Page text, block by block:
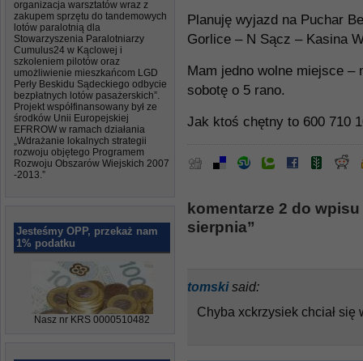
organizacja warsztatów wraz z
zakupem sprzętu do tandemowych
lotów paralotnią dla
Stowarzyszenia Paralotniarzy
Cumulus24 w Kąclowej i
szkoleniem pilotów oraz
umożliwienie mieszkańcom LGD
Perły Beskidu Sądeckiego odbycie
bezpłatnych lotów pasażerskich”.
Projekt współfinansowany był ze
środków Unii Europejskiej
EFRROW w ramach działania
„Wdrażanie lokalnych strategii
rozwoju objętego Programem
Rozwoju Obszarów Wiejskich 2007
-2013.”
Jesteśmy OPP, przekaż nam
1% podatku
Nasz nr KRS 0000510482
Planuję wyjazd na Puchar
Gorlice – N Sącz – Kasina
Mam jedno wolne miejsce –
sobotę o 5 rano.
Jak ktoś chętny to 600 710
komentarze 2 do
sierpnia”
tomski said:
Chyba xckrzysiek chciał się